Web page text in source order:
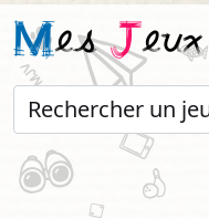
MesJeux